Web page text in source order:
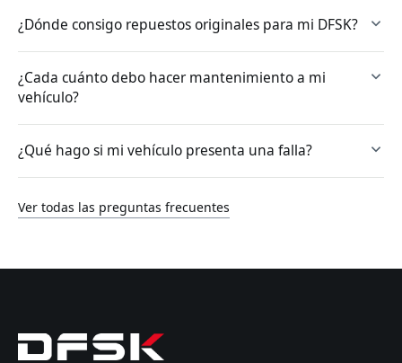
¿Dónde consigo repuestos originales para mi DFSK?
¿Cada cuánto debo hacer mantenimiento a mi
vehículo?
¿Qué hago si mi vehículo presenta una falla?
Ver todas las preguntas frecuentes